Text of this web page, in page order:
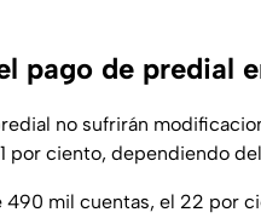
pago de predial
no sufrirán
por ciento, dependiendo
490 mil cuentas, el 22 por